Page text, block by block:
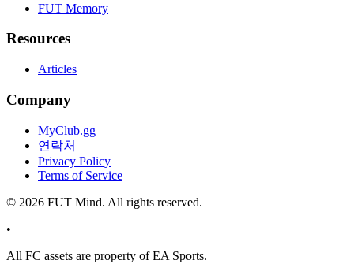
FUT Memory
Resources
Articles
Company
MyClub.gg
연락처
Privacy Policy
Terms of Service
© 2026 FUT Mind. All rights reserved.
•
All FC assets are property of EA Sports.